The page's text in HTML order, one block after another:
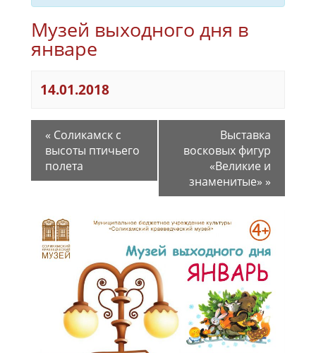
Музей выходного дня в
январе
14.01.2018
« Соликамск с
высоты птичьего
полета
Выставка
восковых фигур
«Великие и
знаменитые» »